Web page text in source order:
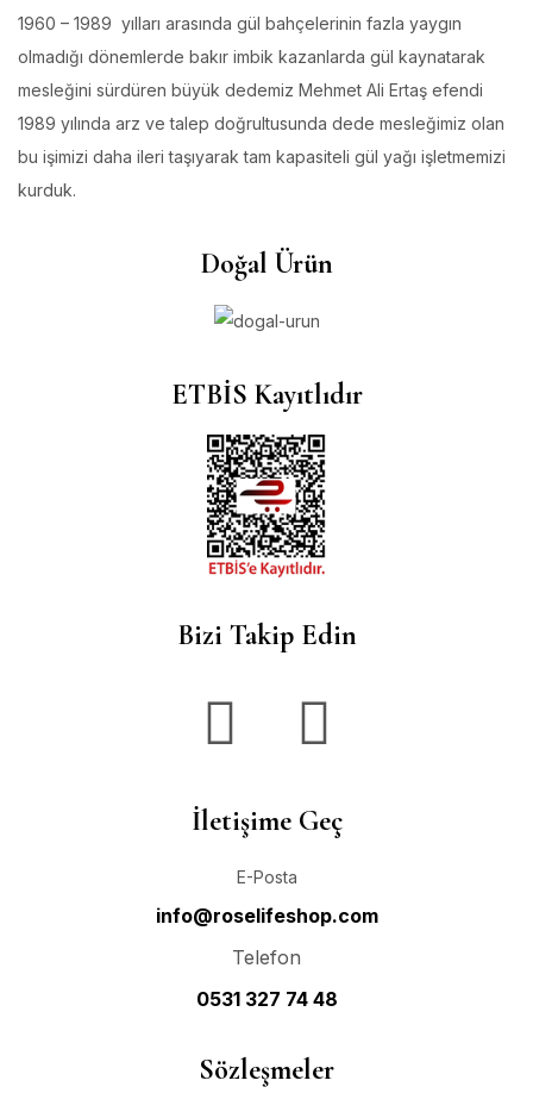
1960 – 1989 yılları arasında gül bahçelerinin fazla yaygın
olmadığı dönemlerde bakır imbik kazanlarda gül kaynatarak
mesleğini sürdüren büyük dedemiz Mehmet Ali Ertaş efendi
1989 yılında arz ve talep doğrultusunda dede mesleğimiz olan
bu işimizi daha ileri taşıyarak tam kapasiteli gül yağı işletmemizi
kurduk.
Doğal Ürün
ETBİS Kayıtlıdır
Bizi Takip Edin
İletişime Geç
E-Posta
info@roselifeshop.com
Telefon
0531 327 74 48
Sözleşmeler